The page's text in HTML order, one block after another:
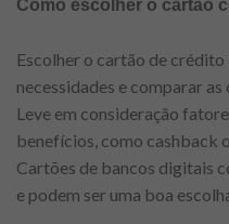
Como escolher o cartão
Escolher o cartão de crédito
necessidades e comparar
Leve em consideração
benefícios, como cashback
Cartões de bancos digitais
e podem ser uma boa